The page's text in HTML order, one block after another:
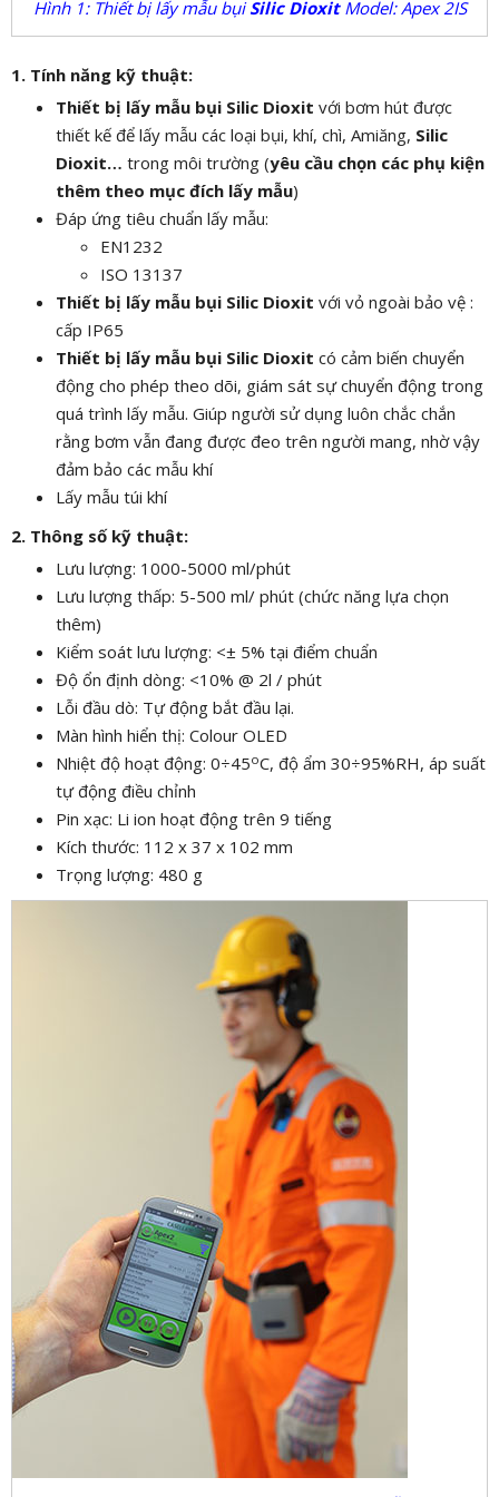
Hình 1: Thiết bị lấy mẫu bụiSilic DioxitModel: Apex 2IS
1. Tính năng kỹ thuật:
Thiết bị lấy mẫu bụi Silic Dioxit với bơm hút được
thiết kế để lấy mẫu các loại bụi, khí, chì, Amiăng, Silic
Dioxit… trong môi trường (yêu cầu chọn các phụ kiện
thêm theo mục đích lấy mẫu)
Đáp ứng tiêu chuẩn lấy mẫu:
EN1232
ISO 13137
Thiết bị lấy mẫu bụi Silic Dioxit với vỏ ngoài bảo vệ :
cấp IP65
Thiết bị lấy mẫu bụi Silic Dioxit có cảm biến chuyển
động cho phép theo dõi, giám sát sự chuyển động trong
quá trình lấy mẫu. Giúp người sử dụng luôn chắc chắn
rằng bơm vẫn đang được đeo trên người mang, nhờ vậy
đảm bảo các mẫu khí
Lấy mẫu túi khí
2. Thông số kỹ thuật:
Lưu lượng: 1000-5000 ml/phút
Lưu lượng thấp: 5-500 ml/ phút (chức năng lựa chọn
thêm)
Kiểm soát lưu lượng: <± 5% tại điểm chuẩn
Độ ổn định dòng: <10% @ 2l / phút
Lỗi đầu dò: Tự động bắt đầu lại.
Màn hình hiển thị: Colour OLED
Nhiệt độ hoạt động: 0÷45oC, độ ẩm 30÷95%RH, áp suất
tự động điều chỉnh
Pin xạc: Li ion hoạt động trên 9 tiếng
Kích thước: 112 x 37 x 102 mm
Trọng lượng: 480 g